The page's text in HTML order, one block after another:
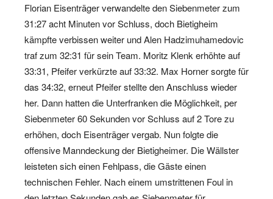
Florian Eisenträger verwandelte den Siebenmeter zum
31:27 acht Minuten vor Schluss, doch Bietigheim
kämpfte verbissen weiter und Alen Hadzimuhamedovic
traf zum 32:31 für sein Team. Moritz Klenk erhöhte auf
33:31, Pfeifer verkürzte auf 33:32. Max Horner sorgte für
das 34:32, erneut Pfeifer stellte den Anschluss wieder
her. Dann hatten die Unterfranken die Möglichkeit, per
Siebenmeter 60 Sekunden vor Schluss auf 2 Tore zu
erhöhen, doch Eisenträger vergab. Nun folgte die
offensive Manndeckung der Bietigheimer. Die Wällster
leisteten sich einen Fehlpass, die Gäste einen
technischen Fehler. Nach einem umstrittenen Foul in